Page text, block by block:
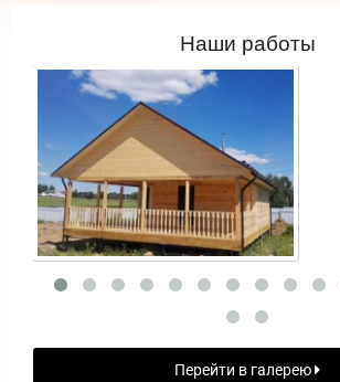
Наши работы
Перейти в галерею